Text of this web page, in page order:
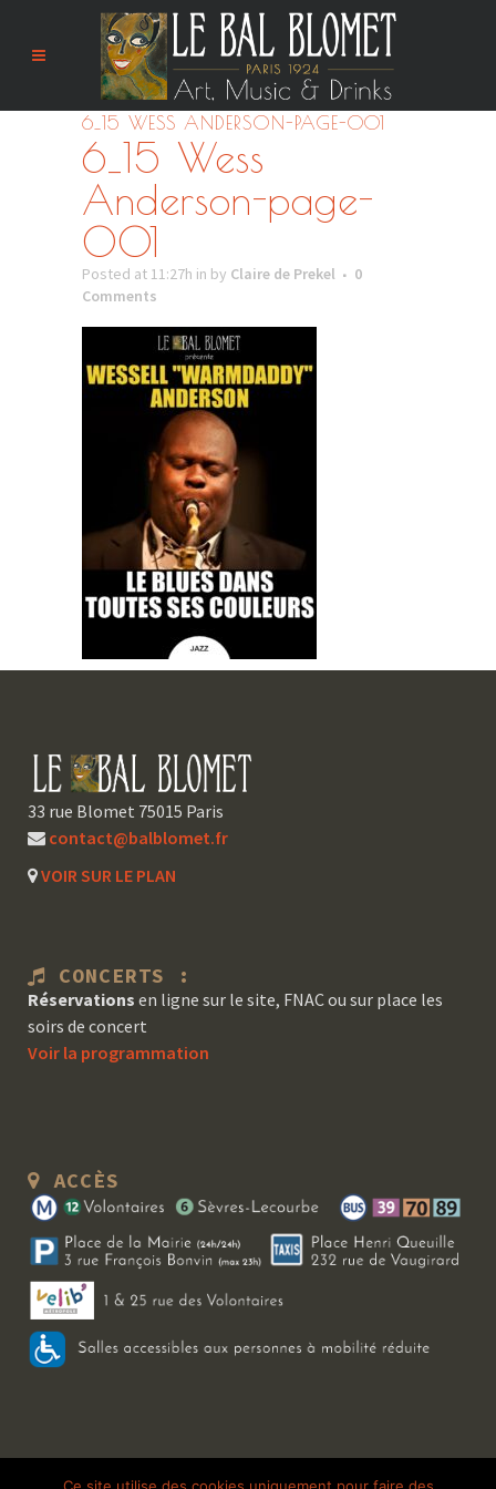
6_15 WESS ANDERSON-PAGE-001
6_15 Wess
Anderson-page-
001
Posted at 11:27h in by Claire de Prekel
0
Comments
33 rue Blomet 75015 Paris
contact@balblomet.fr
VOIR SUR LE PLAN
CONCERTS :
Réservations en ligne sur le site, FNAC ou sur place les
soirs de concert
Voir la programmation
ACCÈS
Copyright 2026 Le Bal Blomet | Tous droits réservés | Mentions légales